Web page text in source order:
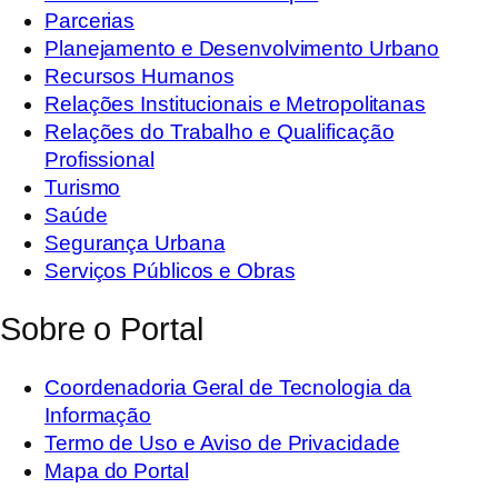
Parcerias
Planejamento e Desenvolvimento Urbano
Recursos Humanos
Relações Institucionais e Metropolitanas
Relações do Trabalho e Qualificação
Profissional
Turismo
Saúde
Segurança Urbana
Serviços Públicos e Obras
Sobre o Portal
Coordenadoria Geral de Tecnologia da
Informação
Termo de Uso e Aviso de Privacidade
Mapa do Portal